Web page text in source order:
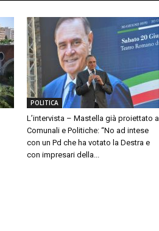
POLITICA
L’intervista – Mastella già proiettato a
Comunali e Politiche: “No ad intese
con un Pd che ha votato la Destra e
con impresari della...